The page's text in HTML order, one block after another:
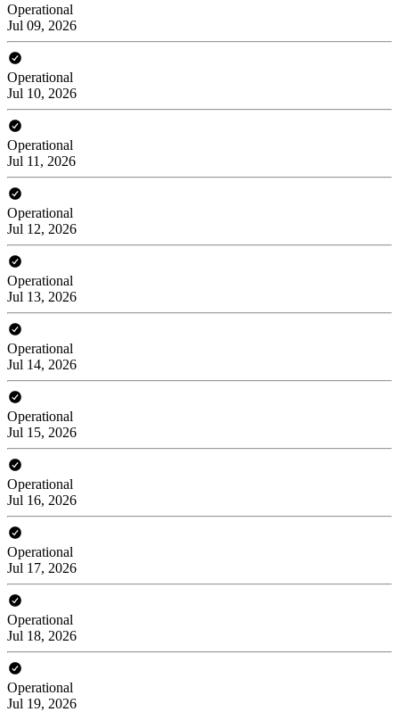
Operational
Jul 09, 2026
Operational
Jul 10, 2026
Operational
Jul 11, 2026
Operational
Jul 12, 2026
Operational
Jul 13, 2026
Operational
Jul 14, 2026
Operational
Jul 15, 2026
Operational
Jul 16, 2026
Operational
Jul 17, 2026
Operational
Jul 18, 2026
Operational
Jul 19, 2026